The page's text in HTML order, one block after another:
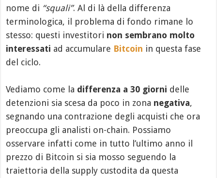
nome di “squali”. Al di là della differenza
terminologica, il problema di fondo rimane lo
stesso: questi investitori non sembrano molto
interessati ad accumulare Bitcoin in questa fase
del ciclo.
Vediamo come la differenza a 30 giorni delle
detenzioni sia scesa da poco in zona negativa,
segnando una contrazione degli acquisti che ora
preoccupa gli analisti on-chain. Possiamo
osservare infatti come in tutto l’ultimo anno il
prezzo di Bitcoin si sia mosso seguendo la
traiettoria della supply custodita da questa